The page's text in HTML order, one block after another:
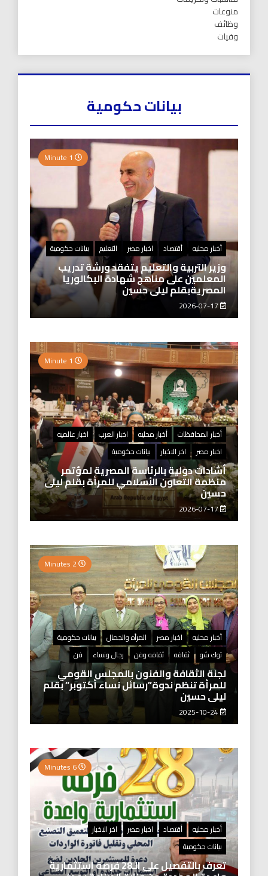
منوعات
وظائف
وفيات
بيانات حكومية
أخبار محليه أقتصاد اخبار مصر التعليم بيانات حكومية
وزير التربية والتعليم يتفقد ورشة تدريب
المعلمين على مناهج شهادة البكالوريا
المصريةبقلم ليلى حسين
2026-07-17
أخبار المحافظات أخبار محليه اخبار العرب
اخبار عالميه
اخبار مصر
اخر الاخبار بيانات حكومية
أشادات دولية بالرئاسة المصرية لمؤتمر
منظمة التعاون الأسلامي للمرأة بقلم ليلى
حسين
2026-07-17
أخبار محليه اخبار مصر المرأه والجمال
بيانات حكومية
توك شو
ثقافه ثقافه وفن رجال ونساء فن
لجنة الثقافة والفنون بالمجلس القومي
للمرأة تنظم ندوة”رسائل نساء أكتوبر” بقلم
ليلى حسين
أخبار محليه أقتصاد اخبار مصر
اخر الاخبار
بيانات حكومية
تعرف بالتفصيل على الـ28 فرصة استثمارية